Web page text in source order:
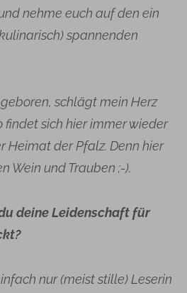
nehme euch auf den ein
spannenden
schlägt mein Herz
findet sich hier immer wieder
Heimat der Pfalz. Denn hier
Wein und Trauben ;-).
deine Leidenschaft für
nur (meist stille) Leserin